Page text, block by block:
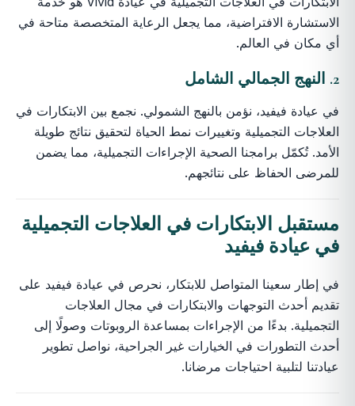
الاستشارة الافتراضية، مما يجعل الرعاية المتخصصة متاحة في
أي مكان في العالم.
2. النهج الجمالي الشامل
في عيادة فيفيد، نؤمن بالنهج الشمولي. نجمع بين الابتكارات في
العلاجات التجميلية وتغييرات نمط الحياة لتحقيق نتائج طويلة
الأمد. تُكمّل برامجنا الصحية الإجراءات التجميلية، مما يضمن
للمرضى الحفاظ على نتائجهم.
مستقبل الابتكارات في العلاجات التجميلية
في عيادة فيفيد
في إطار سعينا المتواصل للابتكار، نحرص في عيادة فيفيد على
تقديم أحدث التوجهات والابتكارات في مجال العلاجات
التجميلية. بدءًا من الإجراءات بمساعدة الروبوتات وصولًا إلى
أحدث التطورات في الخيارات غير الجراحية، نواصل تطوير
عيادتنا لتلبية احتياجات مرضانا.